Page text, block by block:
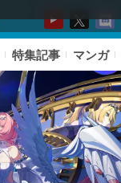
特集記事 マンガ